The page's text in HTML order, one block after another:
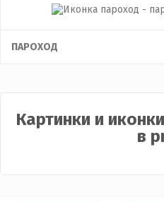
Фото без фона
ПАРОХОД
Картинки и
в